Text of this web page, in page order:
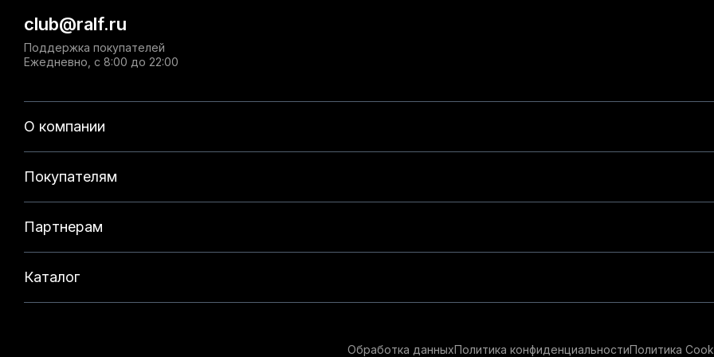
О компании
Покупателям
Партнерам
Каталог
club@ralf.ru
Поддержка покупателей
Ежедневно, с 8:00 до 22:00
Обработка данныхПолитика конфиденциальностиПолитика